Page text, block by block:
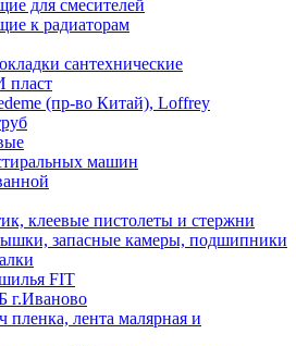
для смесителей
к радиаторам
сантехнические
(пр-во Китай), Loffrey
машин
клеевые пистолеты и стержни
запасные камеры, подшипники
FIT
г.Иваново
пленка, лента малярная и